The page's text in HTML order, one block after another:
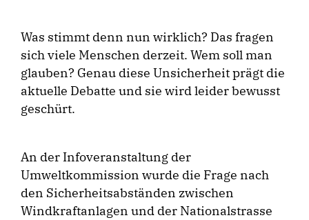
Was stimmt denn nun wirklich? Das fragen
sich viele Menschen derzeit. Wem soll man
glauben? Genau diese Unsicherheit prägt die
aktuelle Debatte und sie wird leider bewusst
geschürt.
An der Infoveranstaltung der
Umweltkommission wurde die Frage nach
den Sicherheitsabständen zwischen
Windkraftanlagen und der Nationalstrasse